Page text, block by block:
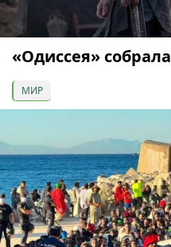
«Одиссея»
МИР